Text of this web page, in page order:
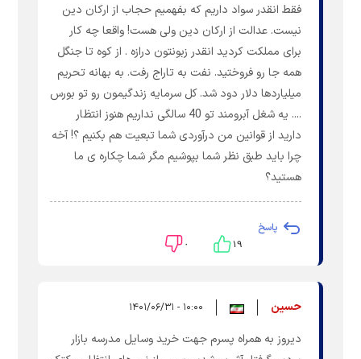
فقط انقدر سواد داریم که بفهمیم حجاب از ارکان دین
نیست. عدالت از ارکان دین ولی هست! واقعا چه کار
برای مملکت کردید انقدر زبونتون درازه . از کوه تا جنگل
همه جا رو فروختید. نفت به تاراج رفت. به بهانه تحریم
میلیاردها دلار دود شد. کل سرمایه زندگیمون رو تو بورس
.... یه شغل آبرومند تو 40 سالگی نداریم هنوز انتظار
دارید از قوانین من درآوردی شما تبعیت هم بکنیم ؟! آخه
چرا باید طبق نظر شما بپوشیم مگر شما چکاره ی ما
هستید؟
پاسخ
۱۹ ۰
حسین ۱۰:۰۰ - ۱۴۰۱/۰۶/۳۱
دیروز به همراه پسرم جهت خرید وسایل مدرسه بازار